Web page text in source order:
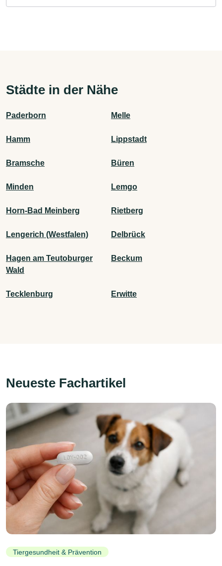
Städte in der Nähe
Paderborn Melle
Hamm Lippstadt
Bramsche Büren
Minden Lemgo
Horn-Bad Meinberg Rietberg
Lengerich (Westfalen) Delbrück
Hagen am Teutoburger
Wald
Beckum
Tecklenburg Erwitte
Neueste Fachartikel
Tiergesundheit & Prävention